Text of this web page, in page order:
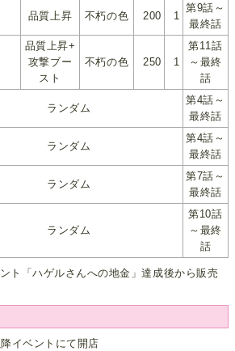
品質上昇 不朽の色 200 1
第9話～
最終話
品質上昇+
攻撃ブー
スト
不朽の色 250 1
第11話
～最終
話
ランダム
第4話～
最終話
ランダム
第4話～
最終話
ランダム
第7話～
最終話
ランダム
第10話
～最終
話
ト「ハゲルさんへの地金」達成後から販売
イベントにて開店